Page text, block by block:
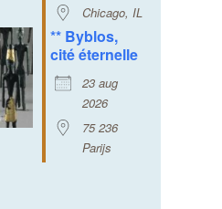
Chicago, IL
** Byblos,
cité éternelle
23 aug
2026
75 236
Parijs